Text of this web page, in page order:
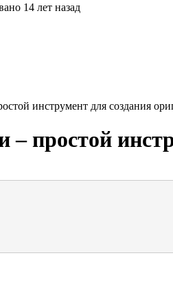
14 лет назад
инструмент для создания
простой